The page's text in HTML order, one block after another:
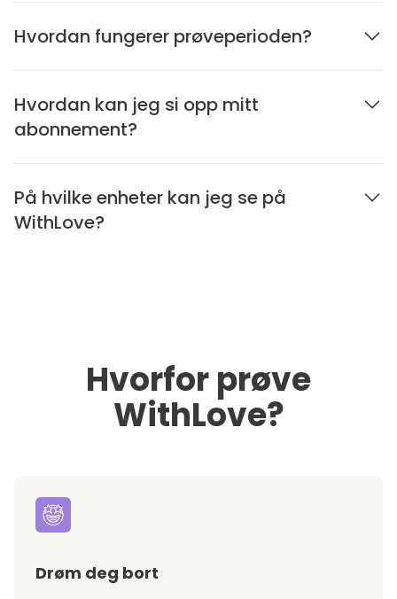
Hvordan fungerer prøveperioden?
Hvordan kan jeg si opp mitt
abonnement?
På hvilke enheter kan jeg se på
WithLove?
Hvorfor prøve
WithLove?
Drøm deg bort